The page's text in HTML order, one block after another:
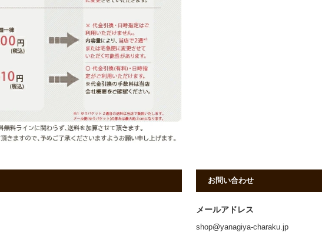
お問い合わせ
メールアドレス
shop@yanagiya-charaku.jp